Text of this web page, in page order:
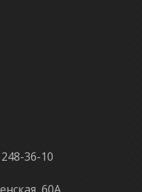
36-10